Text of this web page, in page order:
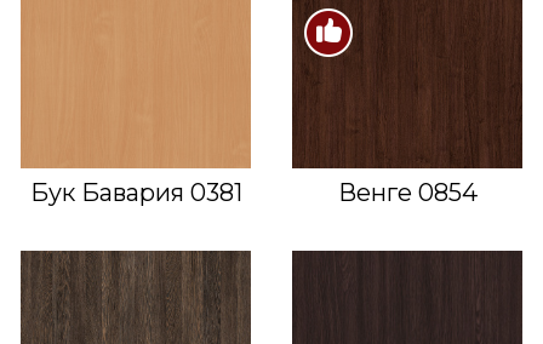
Бук Бавария 0381 Венге 0854